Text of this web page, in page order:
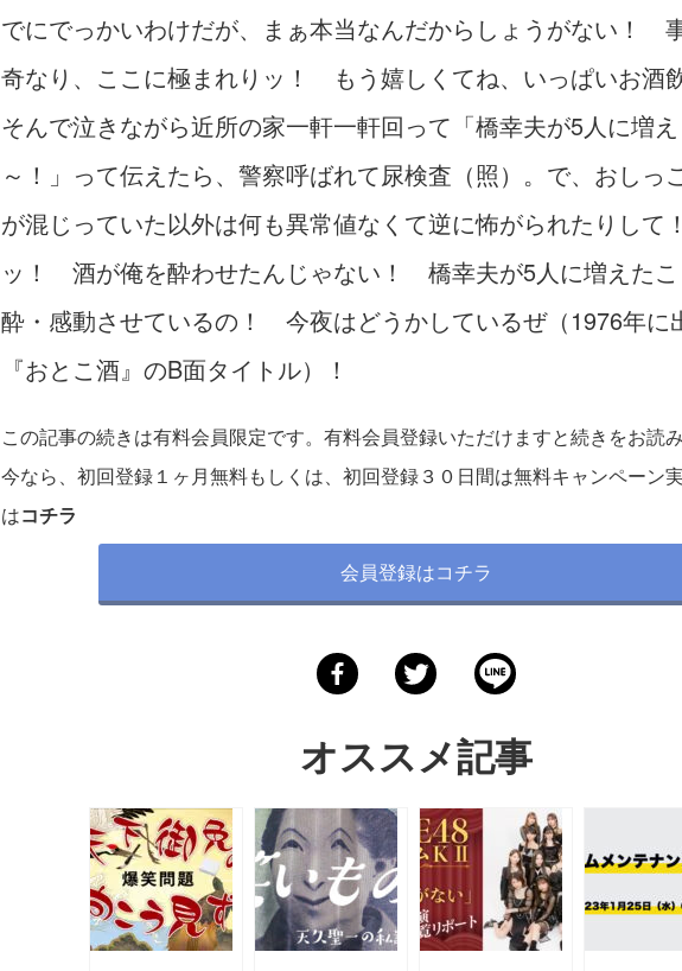
でにでっかいわけだが、まぁ本当なんだからしょうがない！
奇なり、ここに極まれりッ！ もう嬉しくてね、いっぱいお酒
そんで泣きながら近所の家一軒一軒回って「橋幸夫が5人に増
～！」って伝えたら、警察呼ばれて尿検査（照）。で、おしっ
が混じっていた以外は何も異常値なくて逆に怖がられたりし
ッ！ 酒が俺を酔わせたんじゃない！ 橋幸夫が5人に増えた
酔・感動させているの！ 今夜はどうかしているぜ（1976年に
『おとこ酒』のB面タイトル）！
この記事の続きは有料会員限定です。有料会員登録いただけますと続きをお読
今なら、初回登録１ヶ月無料もしくは、初回登録３０日間は無料キャンペーン
はコチラ
会員登録はコチラ
オススメ記事